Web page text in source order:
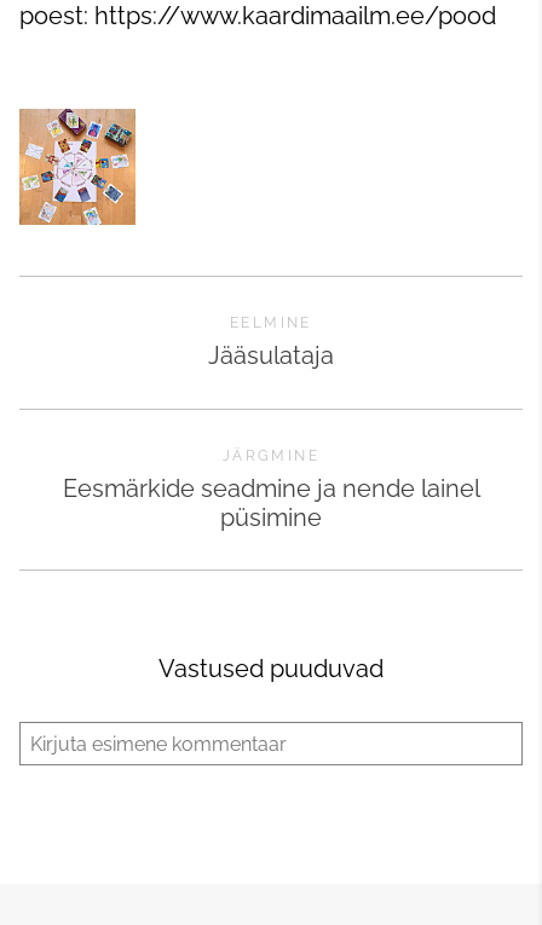
poest: https://www.kaardimaailm.ee/pood
EELMINE
Jääsulataja
JÄRGMINE
Eesmärkide seadmine ja nende lainel
püsimine
Vastused puuduvad